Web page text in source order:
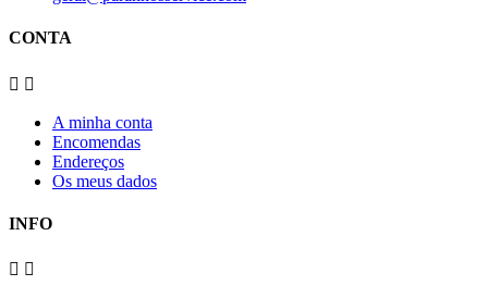
CONTA
 
A minha conta
Encomendas
Endereços
Os meus dados
INFO
 